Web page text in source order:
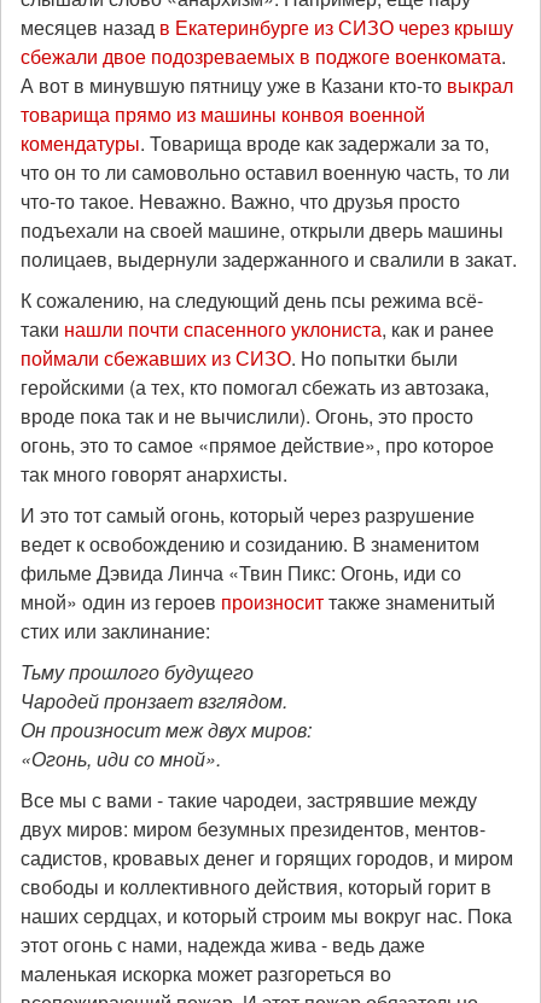
месяцев назад в Екатеринбурге из СИЗО через крышу
сбежали двое подозреваемых в поджоге военкомата.
А вот в минувшую пятницу уже в Казани кто-то выкрал
товарища прямо из машины конвоя военной
комендатуры. Товарища вроде как задержали за то,
что он то ли самовольно оставил военную часть, то ли
что-то такое. Неважно. Важно, что друзья просто
подъехали на своей машине, открыли дверь машины
полицаев, выдернули задержанного и свалили в закат.
К сожалению, на следующий день псы режима всё-
таки нашли почти спасенного уклониста, как и ранее
поймали сбежавших из СИЗО. Но попытки были
геройскими (а тех, кто помогал сбежать из автозака,
вроде пока так и не вычислили). Огонь, это просто
огонь, это то самое «прямое действие», про которое
так много говорят анархисты.
И это тот самый огонь, который через разрушение
ведет к освобождению и созиданию. В знаменитом
фильме Дэвида Линча «Твин Пикс: Огонь, иди со
мной» один из героев произноситтакже знаменитый
стих или заклинание:
Тьму прошлого будущего
Чародей пронзает взглядом.
Он произносит меж двух миров:
«Огонь, иди со мной».
Все мы с вами - такие чародеи, застрявшие между
двух миров: миром безумных президентов, ментов-
садистов, кровавых денег и горящих городов, и миром
свободы и коллективного действия, который горит в
наших сердцах, и который строим мы вокруг нас. Пока
этот огонь с нами, надежда жива - ведь даже
маленькая искорка может разгореться во